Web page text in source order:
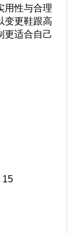
用性与合理
变更鞋跟高
更适合自己
15